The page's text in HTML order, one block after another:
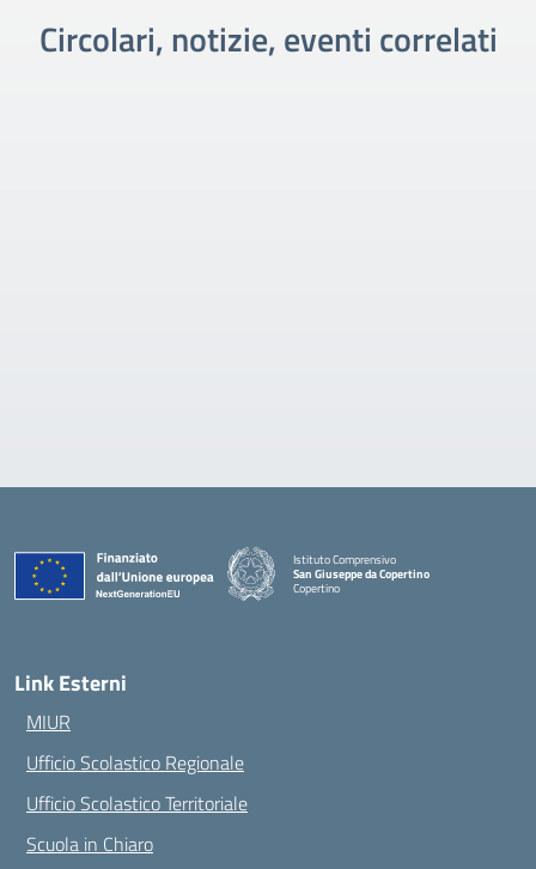
Circolari, notizie, eventi correlati
Istituto Comprensivo
San Giuseppe da Copertino
Copertino
Link Esterni
MIUR
Ufficio Scolastico Regionale
Ufficio Scolastico Territoriale
Scuola in Chiaro